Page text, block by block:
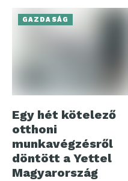
GAZDASÁG
Egy hét kötelező
otthoni
munkavégzésről
döntött a Yettel
Magyarország